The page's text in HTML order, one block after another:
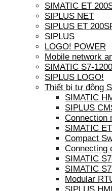
SIMATIC ET
SIPLUS NET
SIPLUS ET
SIPLUS
LOGO! POWER
Mobile network
SIMATIC S7-1200
SIPLUS LOGO!
Thiết bị tự động
SIMATIC
SIPLUS
Connection
SIMATIC
Compact
Connecting
SIMATIC
SIMATIC
Modular